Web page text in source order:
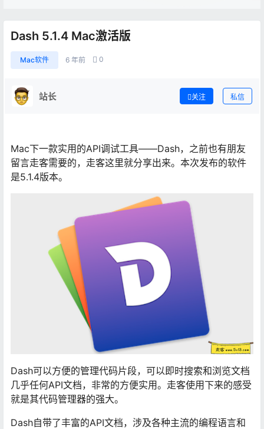
Dash 5.1.4 Mac激活版
Mac软件 6 年前 0
站长 关注 私信
Mac下一款实用的API调试工具——Dash，之前也有朋友
留言走客需要的，走客这里就分享出来。本次发布的软件
是5.1.4版本。
Dash可以方便的管理代码片段，可以即时搜索和浏览文档
几乎任何API文档，非常的方便实用。走客使用下来的感受
就是其代码管理器的强大。
Dash自带了丰富的API文档，涉及各种主流的编程语言和